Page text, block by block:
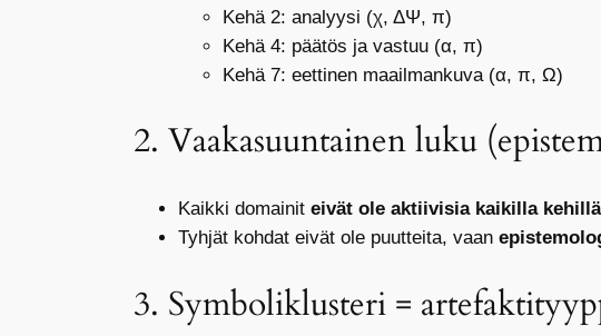
Kehä 2: analyysi (χ, ΔΨ, π)
Kehä 4: päätös ja vastuu (α, π)
Kehä 7: eettinen maailmankuva (α, π, Ω)
2. Vaakasuuntainen luku
Kaikki domainit eivät ole aktiivisia kaikilla kehillä
Tyhjät kohdat eivät ole puutteita, vaan
3. Symboliklusteri =